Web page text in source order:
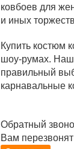
ковбоев для
и иных
Купить костюм
шоу-румах.
правильный
карнавальные
Обратный
Вам перезвонят